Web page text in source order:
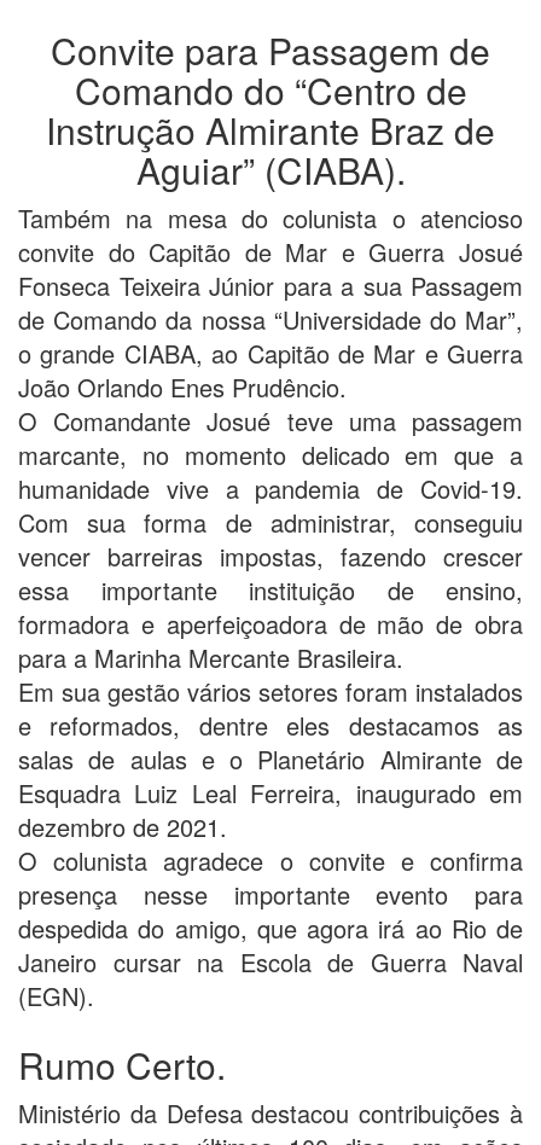
Convite para Passagem de
Comando do “Centro de
Instrução Almirante Braz de
Aguiar” (CIABA).
Também na mesa do colunista o atencioso
convite do Capitão de Mar e Guerra Josué
Fonseca Teixeira Júnior para a sua Passagem
de Comando da nossa “Universidade do Mar”,
o grande CIABA, ao Capitão de Mar e Guerra
João Orlando Enes Prudêncio.
O Comandante Josué teve uma passagem
marcante, no momento delicado em que a
humanidade vive a pandemia de Covid-19.
Com sua forma de administrar, conseguiu
vencer barreiras impostas, fazendo crescer
essa importante instituição de ensino,
formadora e aperfeiçoadora de mão de obra
para a Marinha Mercante Brasileira.
Em sua gestão vários setores foram instalados
e reformados, dentre eles destacamos as
salas de aulas e o Planetário Almirante de
Esquadra Luiz Leal Ferreira, inaugurado em
dezembro de 2021.
O colunista agradece o convite e confirma
presença nesse importante evento para
despedida do amigo, que agora irá ao Rio de
Janeiro cursar na Escola de Guerra Naval
(EGN).
Rumo Certo.
Ministério da Defesa destacou contribuições à